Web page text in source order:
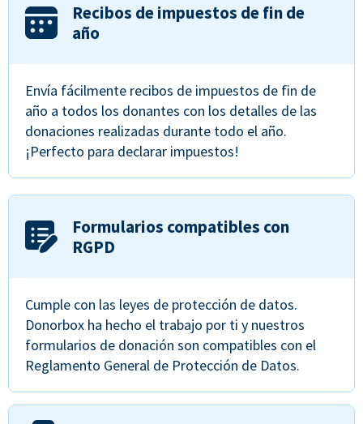
Recibos de impuestos de fin de
año
Envía fácilmente recibos de impuestos de fin de
año a todos los donantes con los detalles de las
donaciones realizadas durante todo el año.
¡Perfecto para declarar impuestos!
Formularios compatibles con
RGPD
Cumple con las leyes de protección de datos.
Donorbox ha hecho el trabajo por ti y nuestros
formularios de donación son compatibles con el
Reglamento General de Protección de Datos.